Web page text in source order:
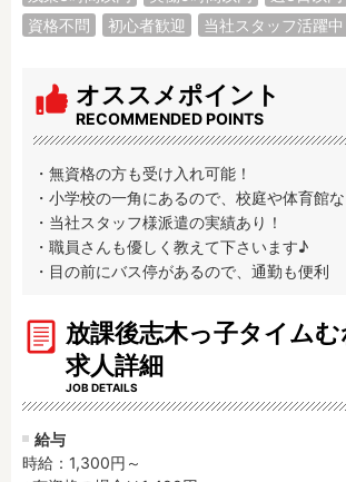
資格不問
初心者歓迎 当社スタッフ活躍中
オススメポイント
RECOMMENDED POINTS
・無資格の方も受け入れ可能！
・小学校の一角にあるので、校庭や体育館
・当社スタッフ様派遣の実績あり！
・職員さんも優しく教えて下さいます♪
・目の前にバス停があるので、通勤も便利
放課後志木っ子タイム
求人詳細
JOB DETAILS
給与
時給：1,300円～
施設形態
認定こども園
幼稚園
小規模認可保育園
認可外保育園
病院内保育所
事業所内保
学童保育施設
子育て支援センター
児童発達支
放課後等デイサービ
ス
テンダーの
特徴
時間固定
13時までのお仕事